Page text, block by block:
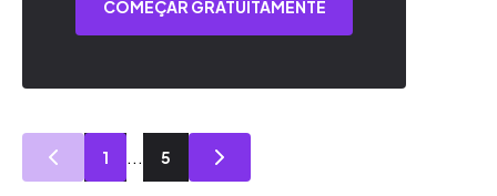
COMEÇAR GRATUITAMENTE
1 ... 5